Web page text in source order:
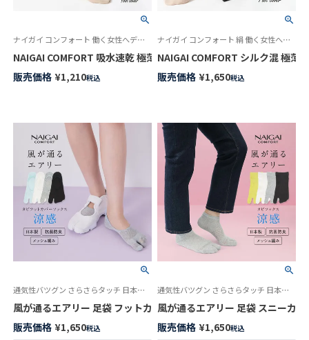
ナイガイ コンフォート 働く女性へデイリー フットケア素足でいるより気持ち良い吸水速乾素材 カバーソックス
NAIGAI COMFORT 吸水速乾 極薄 フットカバー 浅履き かかと滑り
販売価格 ¥1,210税込
ナイガイ コンフォート 絹 働く女性へデイリーフットケア 素足でいるより気持ち良い カバーソックス 旧03070201
NAIGAI COMFORT シルク混 極薄
販売価格 ¥1,650税込
通気性バツグン さらさらタッチ 日本製 女性 婦人 靴下 カバーソックス
風が通るエアリー 足袋 フットカバー 親指セパレート設計 レディー
販売価格 ¥1,650税込
通気性バツグン さらさらタッチ 日本製 女性 婦人 靴下
風が通るエアリー 足袋 スニーカ
販売価格 ¥1,650税込